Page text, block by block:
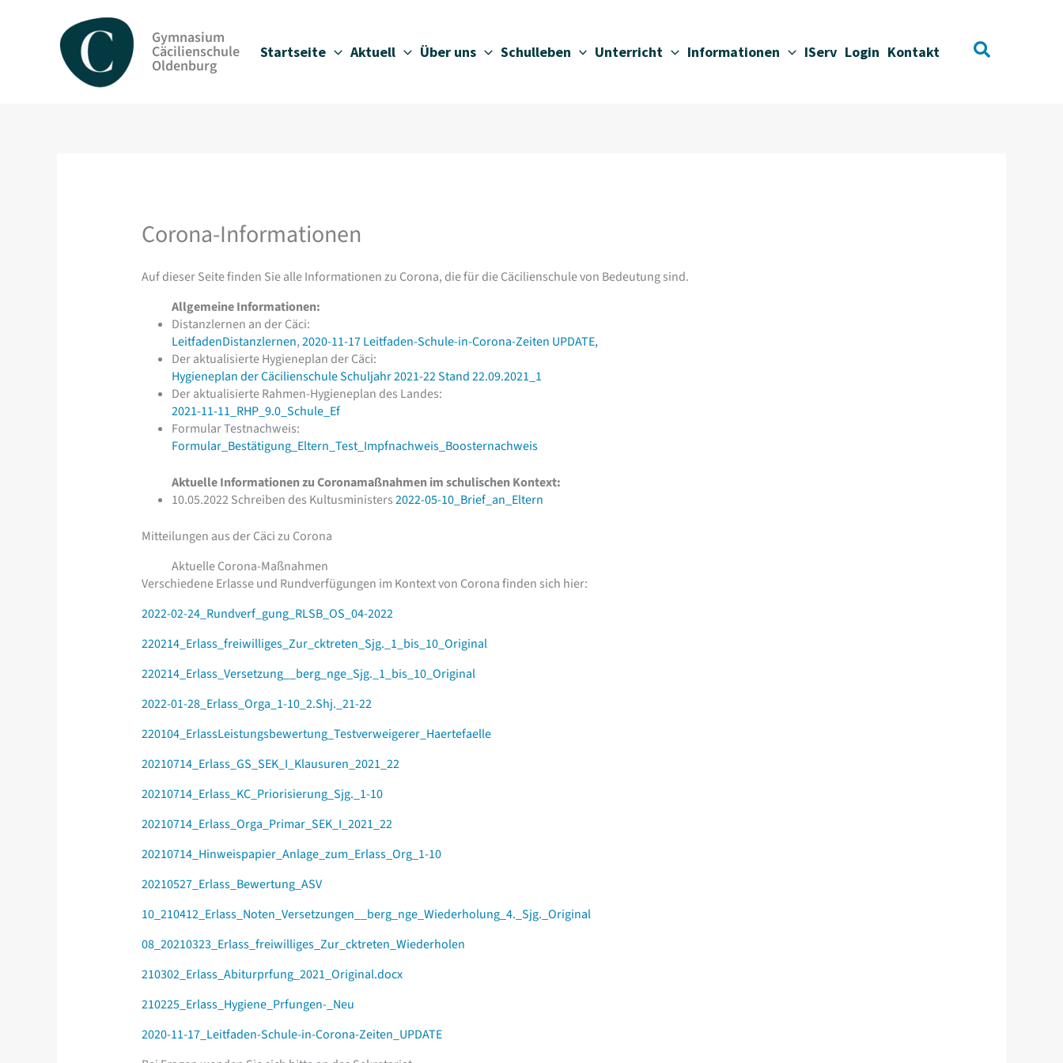
Gymnasium
Cäcilienschule
Oldenburg
Startseite Aktuell Über uns Schulleben Unterricht Informationen IServ Login Kontakt Suchen
Corona-Informationen
Auf dieser Seite finden Sie alle Informationen zu Corona, die für die Cäcilienschule von Bedeutung sind.
Allgemeine Informationen:
Distanzlernen an der Cäci:
LeitfadenDistanzlernen,2020-11-17 Leitfaden-Schule-in-Corona-Zeiten UPDATE,
Der aktualisierte Hygieneplan der Cäci:
Hygieneplan der Cäcilienschule Schuljahr 2021-22 Stand 22.09.2021_1
Der aktualisierte Rahmen-Hygieneplan des Landes:
2021-11-11_RHP_9.0_Schule_Ef
Formular Testnachweis:
Formular_Bestätigung_Eltern_Test_Impfnachweis_Boosternachweis
Aktuelle Informationen zu Coronamaßnahmen im schulischen Kontext:
10.05.2022 Schreiben des Kultusministers2022-05-10_Brief_an_Eltern
Mitteilungen aus der Cäci zu Corona
Aktuelle Corona-Maßnahmen
Verschiedene Erlasse und Rundverfügungen im Kontext von Corona finden sich hier:
2022-02-24_Rundverf_gung_RLSB_OS_04-2022
220214_Erlass_freiwilliges_Zur_cktreten_Sjg._1_bis_10_Original
220214_Erlass_Versetzung__berg_nge_Sjg._1_bis_10_Original
2022-01-28_Erlass_Orga_1-10_2.Shj._21-22
220104_ErlassLeistungsbewertung_Testverweigerer_Haertefaelle
20210714_Erlass_GS_SEK_I_Klausuren_2021_22
20210714_Erlass_KC_Priorisierung_Sjg._1-10
20210714_Erlass_Orga_Primar_SEK_I_2021_22
20210714_Hinweispapier_Anlage_zum_Erlass_Org_1-10
20210527_Erlass_Bewertung_ASV
10_210412_Erlass_Noten_Versetzungen__berg_nge_Wiederholung_4._Sjg._Original
08_20210323_Erlass_freiwilliges_Zur_cktreten_Wiederholen
210302_Erlass_Abiturprfung_2021_Original.docx
210225_Erlass_Hygiene_Prfungen-_Neu
2020-11-17_Leitfaden-Schule-in-Corona-Zeiten_UPDATE